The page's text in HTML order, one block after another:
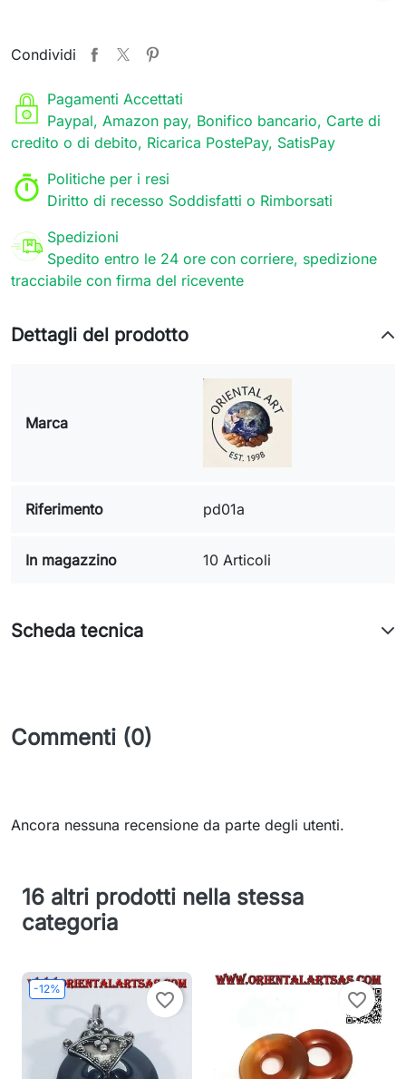
Condividi
Pagamenti Accettati
Paypal, Amazon pay, Bonifico bancario, Carte di
credito o di debito, Ricarica PostePay, SatisPay
Politiche per i resi
Diritto di recesso Soddisfatti o Rimborsati
Spedizioni
Spedito entro le 24 ore con corriere, spedizione
tracciabile con firma del ricevente
Dettagli del prodotto
Marca
Riferimento pd01a
In magazzino 10 Articoli
Scheda tecnica
Commenti (0)
Ancora nessuna recensione da parte degli utenti.
16 altri prodotti nella stessa
categoria
-12%
favorite_border favorite_border